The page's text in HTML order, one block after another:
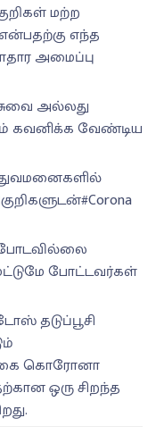
மற்ற
எந்த
அமைப்பு
அல்லது
கவனிக்க வேண்டிய
போடவில்லை
போட்டவர்கள்
தடுப்பூசி
கொரோனா
ஒரு சிறந்த